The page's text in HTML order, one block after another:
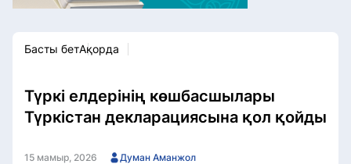
Басты бетАқорда
Түркі елдерінің көшбасшылары
Түркістан декларациясына қол қойды
15 мамыр, 2026 Думан Аманжол